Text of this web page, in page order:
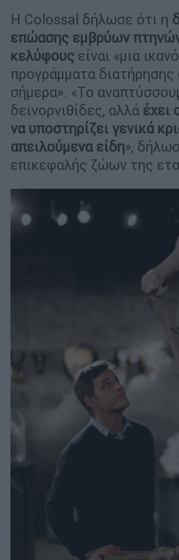
Η Colossal δήλωσε ότι η
επώασης εμβρύων
κελύφους είναι «μια
προγράμματα διατήρησης
σήμερα». «Το
δεινορνιθίδες, αλλά έχει
να υποστηρίζει γενικά
απειλούμενα είδη»,
επικεφαλής ζώων της